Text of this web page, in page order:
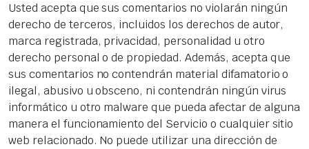
Usted acepta que sus comentarios no violarán ningún
derecho de terceros, incluidos los derechos de autor,
marca registrada, privacidad, personalidad u otro
derecho personal o de propiedad. Además, acepta que
sus comentarios no contendrán material difamatorio o
ilegal, abusivo u obsceno, ni contendrán ningún virus
informático u otro malware que pueda afectar de alguna
manera el funcionamiento del Servicio o cualquier sitio
web relacionado. No puede utilizar una dirección de